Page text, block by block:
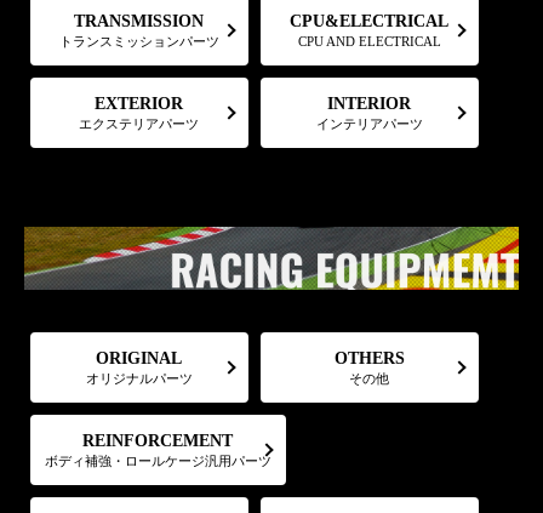
TRANSMISSION
トランスミッションパーツ
CPU&ELECTRICAL
CPU AND ELECTRICAL
EXTERIOR
エクステリアパーツ
INTERIOR
インテリアパーツ
ORIGINAL
オリジナルパーツ
OTHERS
その他
REINFORCEMENT
ボディ補強・ロールケージ汎用パーツ